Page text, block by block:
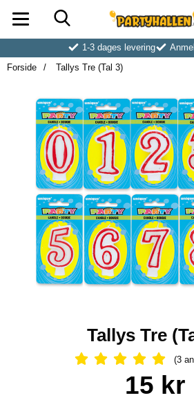
Startside for
1-3 dages levering
Forside
Tallys Tre (Tal 3)
Tallys Tre
(3
pris
15 kr